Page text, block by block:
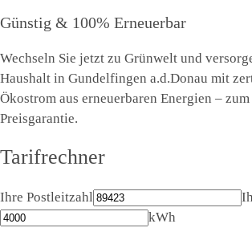
Günstig & 100% Erneuerbar
Wechseln Sie jetzt zu Grünwelt und
Haushalt in Gundelfingen a.d.Donau mit
Ökostrom aus erneuerbaren Energien –
Preisgarantie.
Tarifrechner
Ihre Postleitzahl
kWh